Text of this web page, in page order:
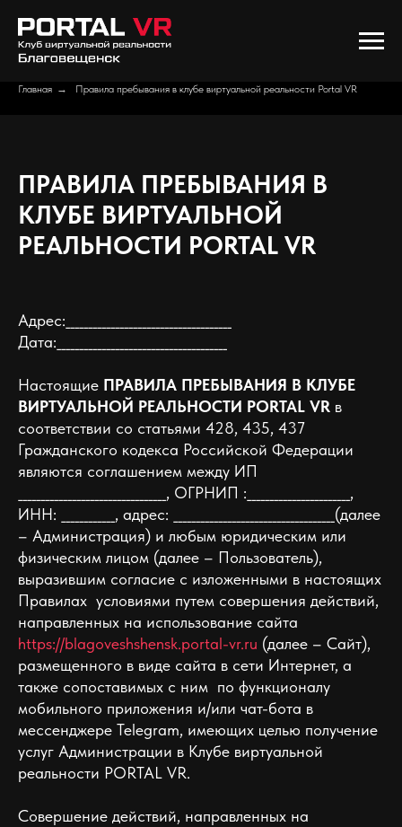
Главная → Правила пребывания в клубе виртуальной реальности Portal VR
ПРАВИЛА ПРЕБЫВАНИЯ В
КЛУБЕ ВИРТУАЛЬНОЙ
РЕАЛЬНОСТИ PORTAL VR
Адрес:_____________________________________
Дата:______________________________________
Настоящие ПРАВИЛА ПРЕБЫВАНИЯ В КЛУБЕ
ВИРТУАЛЬНОЙ РЕАЛЬНОСТИ PORTAL VR в
соответствии со статьями 428, 435, 437
Гражданского кодекса Российской Федерации
являются соглашением между ИП
_________________________________, ОГРНИП :_______________________,
ИНН: ____________, адрес: ____________________________________(далее
– Администрация) и любым юридическим или
физическим лицом (далее – Пользователь),
выразившим согласие с изложенными в настоящих
Правилах условиями путем совершения действий,
направленных на использование сайта
https://blagoveshshensk.portal-vr.ru (далее – Сайт),
размещенного в виде сайта в сети Интернет, а
также сопоставимых c ним по функционалу
мобильного приложения и/или чат-бота в
мессенджере Telegram, имеющих целью получение
услуг Администрации в Клубе виртуальной
реальности PORTAL VR.
Совершение действий, направленных на